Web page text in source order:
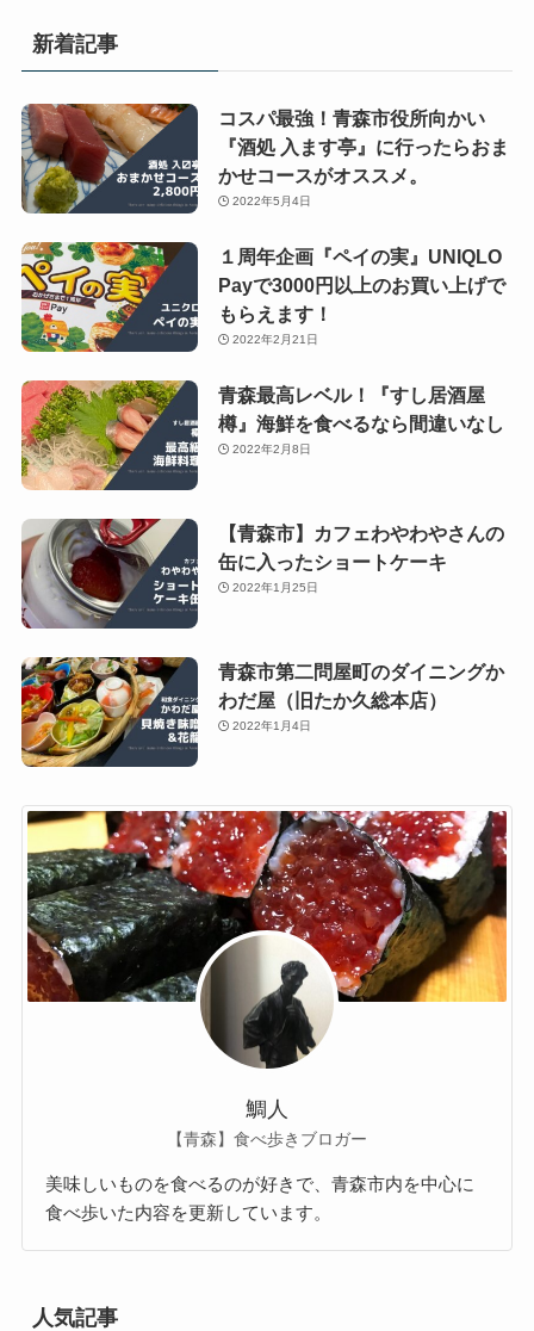
新着記事
コスパ最強！青森市役所向かい
『酒処 入ます亭』に行ったらおま
かせコースがオススメ。
2022年5月4日
１周年企画『ペイの実』UNIQLO
Payで3000円以上のお買い上げで
もらえます！
2022年2月21日
青森最高レベル！『すし居酒屋
樽』海鮮を食べるなら間違いなし
2022年2月8日
【青森市】カフェわやわやさんの
缶に入ったショートケーキ
2022年1月25日
青森市第二問屋町のダイニングか
わだ屋（旧たか久総本店）
2022年1月4日
鯛人
【青森】食べ歩きブロガー
美味しいものを食べるのが好きで、青森市内を中心に
食べ歩いた内容を更新しています。
人気記事